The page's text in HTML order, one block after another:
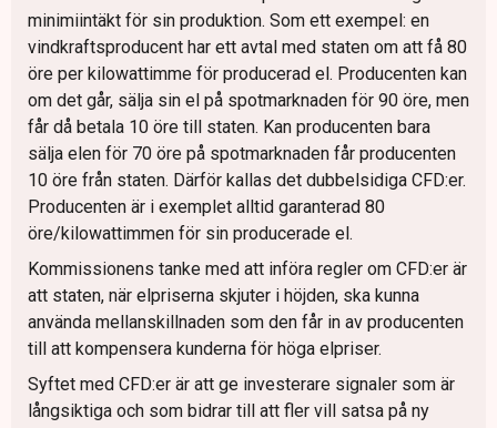
minimiintäkt för sin produktion. Som ett exempel: en
vindkraftsproducent har ett avtal med staten om att få 80
öre per kilowattimme för producerad el. Producenten kan
om det går, sälja sin el på spotmarknaden för 90 öre, men
får då betala 10 öre till staten. Kan producenten bara
sälja elen för 70 öre på spotmarknaden får producenten
10 öre från staten. Därför kallas det dubbelsidiga CFD:er.
Producenten är i exemplet alltid garanterad 80
öre/kilowattimmen för sin producerade el.
Kommissionens tanke med att införa regler om CFD:er är
att staten, när elpriserna skjuter i höjden, ska kunna
använda mellanskillnaden som den får in av producenten
till att kompensera kunderna för höga elpriser.
Syftet med CFD:er är att ge investerare signaler som är
långsiktiga och som bidrar till att fler vill satsa på ny